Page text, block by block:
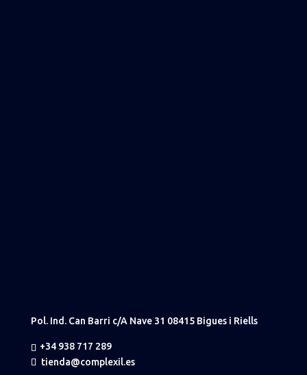
Pol. Ind. Can Barri c/A Nave 31 08415 Bigues i Riells
+34 938 717 289
tienda@complexil.es